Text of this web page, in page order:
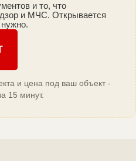
и то, что
и МЧС. Открывается
нужно.
и цена под ваш объект -
15 минут.